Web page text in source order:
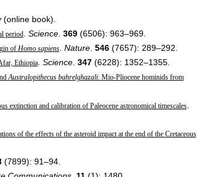
(online book).
period. Science. 369(6506): 963–969.
of Homo sapiens. Nature. 546(7657): 289–292.
Ethiopia. Science. 347(6228): 1352–1355.
Australopithecus bahrelghazali: Mio-Pliocene hominids from
extinction and calibration of Paleocene astronomical timescales.
of the effects of the asteroid impact at the end of the Cretaceous
(7899): 91–94.